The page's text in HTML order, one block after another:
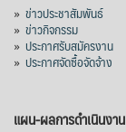
» ข่าวประชาสัมพันธ์
» ข่าวกิจกรรม
» ประกาศรับสมัครงาน
» ประกาศจัดซื้อจัดจ้าง
แผน-ผลการดำเนินงาน